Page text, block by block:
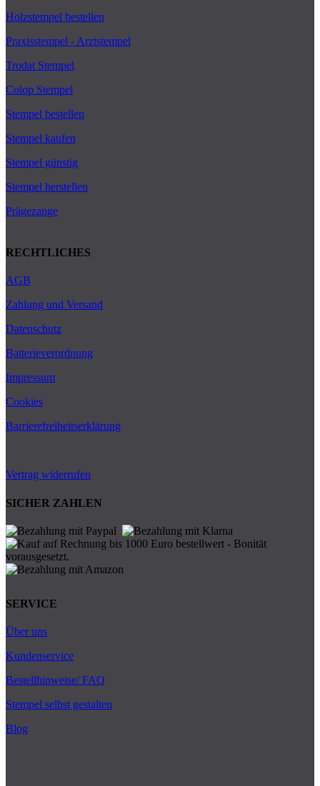
Holzstempel bestellen
Praxisstempel - Arztstempel
Trodat Stempel
Colop Stempel
Stempel bestellen
Stempel kaufen
Stempel günstig
Stempel herstellen
Prägezange
RECHTLICHES
AGB
Zahlung und Versand
Datenschutz
Batterieverordnung
Impressum
Cookies
Barrierefreiheitserklärung
Vertrag widerrufen
SICHER ZAHLEN
SERVICE
Über uns
Kundenservice
Bestellhinweise/ FAQ
Stempel selbst gestalten
Blog